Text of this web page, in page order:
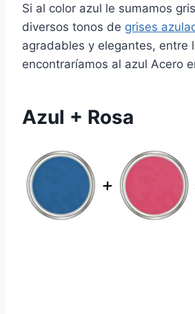
Si al color azul le sumamos
diversos tonos de grises
agradables y elegantes, entre
encontraríamos al azul Acero
Azul + Rosa